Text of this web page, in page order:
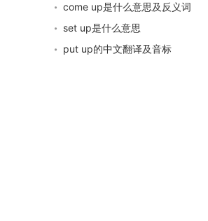
come up是什么意思及反义词
set up是什么意思
put up的中文翻译及音标